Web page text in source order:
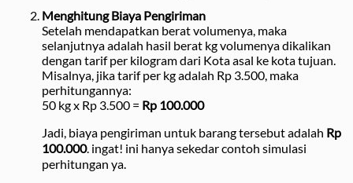
Menghitung Biaya Pengiriman
Setelah mendapatkan berat volumenya, maka
selanjutnya adalah hasil berat kg volumenya dikalikan
dengan tarif per kilogram dari Kota asal ke kota tujuan.
Misalnya, jika tarif per kg adalah Rp 3.500, maka
perhitungannya:
50 kg x Rp 3.500 = Rp 100.000
Jadi, biaya pengiriman untuk barang tersebut adalah Rp
100.000. ingat! ini hanya sekedar contoh simulasi
perhitungan ya.